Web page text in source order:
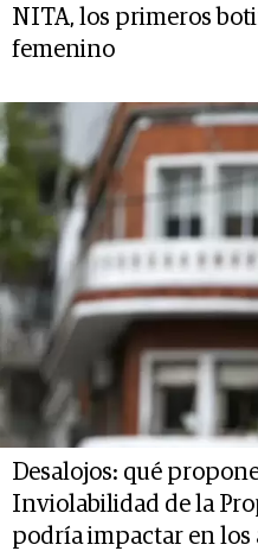
NITA, los primeros
femenino
Desalojos: qué
Inviolabilidad de la
podría impactar en los